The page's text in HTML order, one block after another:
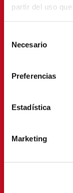
partir del uso
Necesario
Preferencias
Estadística
Marketing